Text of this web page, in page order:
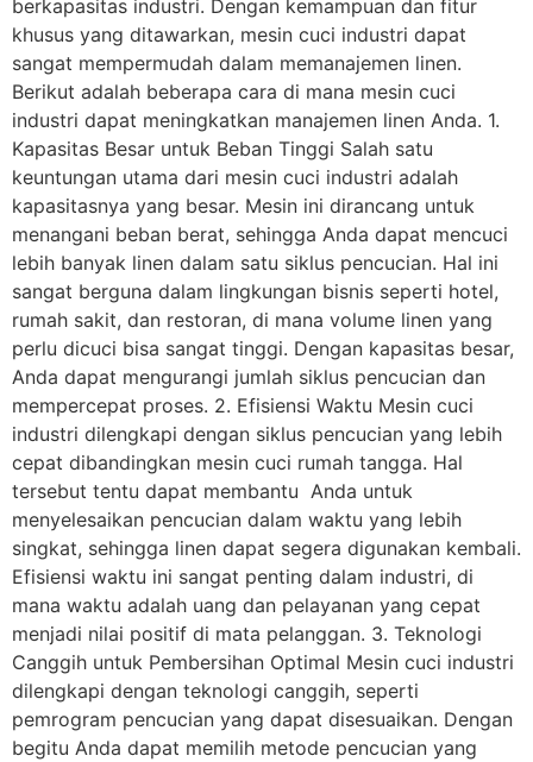
berkapasitas industri. Dengan kemampuan dan fitur
khusus yang ditawarkan, mesin cuci industri dapat
sangat mempermudah dalam memanajemen linen.
Berikut adalah beberapa cara di mana mesin cuci
industri dapat meningkatkan manajemen linen Anda. 1.
Kapasitas Besar untuk Beban Tinggi Salah satu
keuntungan utama dari mesin cuci industri adalah
kapasitasnya yang besar. Mesin ini dirancang untuk
menangani beban berat, sehingga Anda dapat mencuci
lebih banyak linen dalam satu siklus pencucian. Hal ini
sangat berguna dalam lingkungan bisnis seperti hotel,
rumah sakit, dan restoran, di mana volume linen yang
perlu dicuci bisa sangat tinggi. Dengan kapasitas besar,
Anda dapat mengurangi jumlah siklus pencucian dan
mempercepat proses. 2. Efisiensi Waktu Mesin cuci
industri dilengkapi dengan siklus pencucian yang lebih
cepat dibandingkan mesin cuci rumah tangga. Hal
tersebut tentu dapat membantu Anda untuk
menyelesaikan pencucian dalam waktu yang lebih
singkat, sehingga linen dapat segera digunakan kembali.
Efisiensi waktu ini sangat penting dalam industri, di
mana waktu adalah uang dan pelayanan yang cepat
menjadi nilai positif di mata pelanggan. 3. Teknologi
Canggih untuk Pembersihan Optimal Mesin cuci industri
dilengkapi dengan teknologi canggih, seperti
pemrogram pencucian yang dapat disesuaikan. Dengan
begitu Anda dapat memilih metode pencucian yang